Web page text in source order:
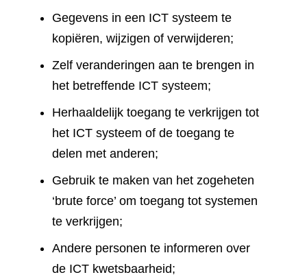
Gegevens in een ICT systeem te
kopiëren, wijzigen of verwijderen;
Zelf veranderingen aan te brengen in
het betreffende ICT systeem;
Herhaaldelijk toegang te verkrijgen tot
het ICT systeem of de toegang te
delen met anderen;
Gebruik te maken van het zogeheten
‘brute force’ om toegang tot systemen
te verkrijgen;
Andere personen te informeren over
de ICT kwetsbaarheid;